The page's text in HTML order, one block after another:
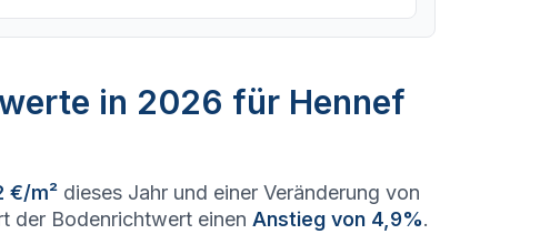
in 2026 für Hennef
€/m² dieses Jahr und einer Veränderung von
der Bodenrichtwert einen Anstieg von 4,9%.